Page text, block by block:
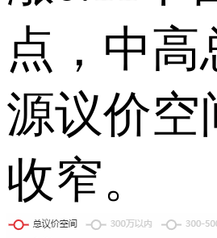
点，中高
源议价空
收窄。